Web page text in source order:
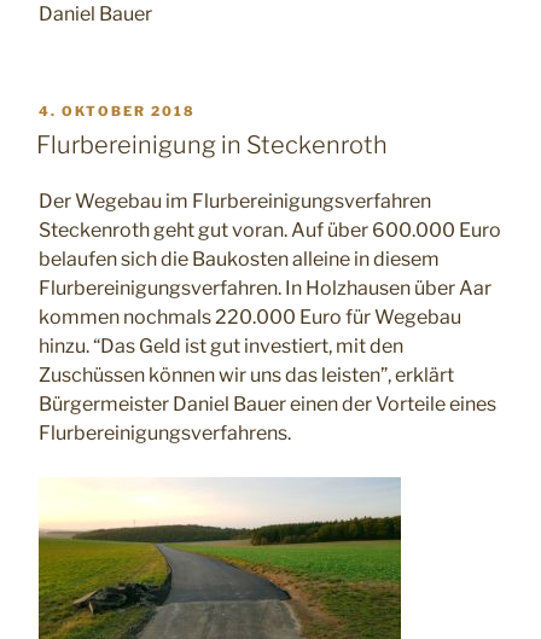
Daniel Bauer
VERÖFFENTLICHT
AM
4. OKTOBER 2018
Flurbereinigung in Steckenroth
Der Wegebau im Flurbereinigungsverfahren
Steckenroth geht gut voran. Auf über 600.000 Euro
belaufen sich die Baukosten alleine in diesem
Flurbereinigungsverfahren. In Holzhausen über Aar
kommen nochmals 220.000 Euro für Wegebau
hinzu. “Das Geld ist gut investiert, mit den
Zuschüssen können wir uns das leisten”, erklärt
Bürgermeister Daniel Bauer einen der Vorteile eines
Flurbereinigungsverfahrens.